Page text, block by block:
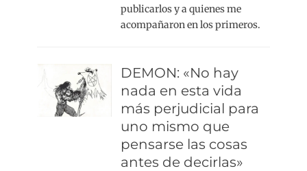
publicarlos y a quienes me
acompañaron en los primeros.
DEMON: «No hay
nada en esta vida
más perjudicial para
uno mismo que
pensarse las cosas
antes de decirlas»